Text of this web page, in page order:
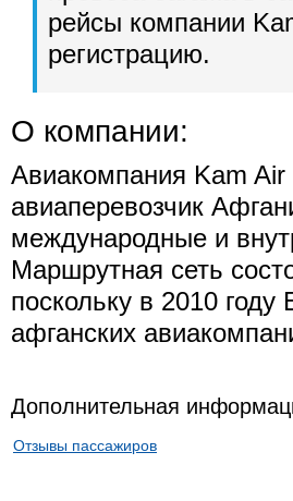
рейсы компании
регистрацию.
О компании:
Авиакомпания Kam
авиаперевозчик
международные и
Маршрутная сеть
поскольку в 2010
афганских
Дополнительная
Отзывы пассажиров